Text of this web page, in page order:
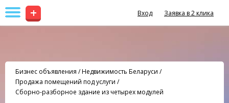
+ Вход Заявка в 2 клика
Бизнес объявления /Недвижимость Беларуси /
Продажа помещений под услуги /
Сборно-разборное здание из четырех модулей